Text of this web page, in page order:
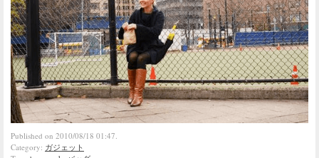
Published on 2010/08/18 01:47.
Category: ガジェット